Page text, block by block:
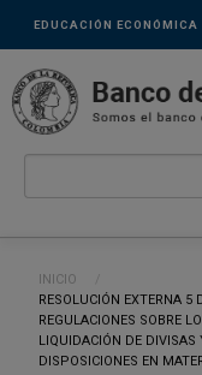
Pasar al contenido
Links
secundarios
EDUCACIÓN ECONÓMICA
Ruta de
INICIO
CURRENT:
RESOLUCIÓN EXTERNA 5
REGULACIONES SOBRE
LIQUIDACIÓN DE DIVISAS
DISPOSICIONES EN